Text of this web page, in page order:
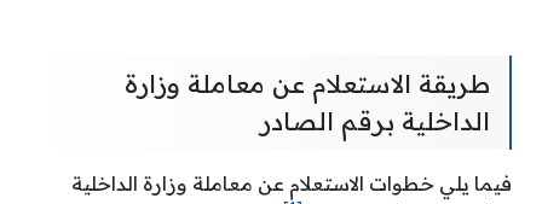
طريقة الاستعلام عن معاملة وزارة
الداخلية برقم الصادر
فيما يلي خطوات الاستعلام عن معاملة وزارة الداخلية